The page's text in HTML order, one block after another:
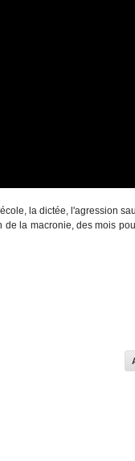
la dictée, l'agression
la macronie, des mois